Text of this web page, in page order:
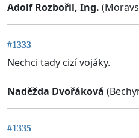
Adolf Rozbořil, Ing.
#1333
Nechci tady cizí vojáky.
Naděžda Dvořáková
#1335